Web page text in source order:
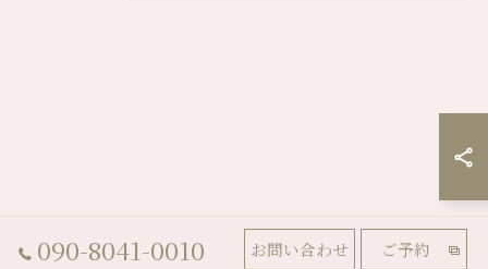
090-8041-0010 お問い合わせ ご予約